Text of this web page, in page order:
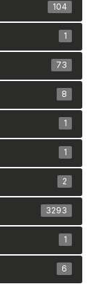
104
1
73
8
1
1
2
3293
1
6